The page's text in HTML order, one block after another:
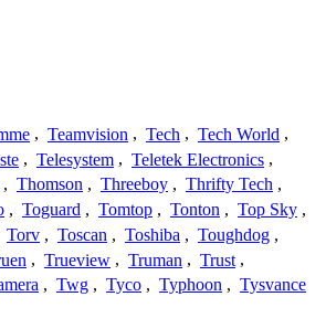
, Teamvision , Tech , Tech World ,
, Telesystem , Teletek Electronics ,
, Thomson , Threeboy , Thrifty Tech ,
, Toguard , Tomtop , Tonton , Top Sky ,
Torv , Toscan , Toshiba , Toughdog ,
, Trueview , Truman , Trust ,
, Twg , Tyco , Typhoon , Tysvance